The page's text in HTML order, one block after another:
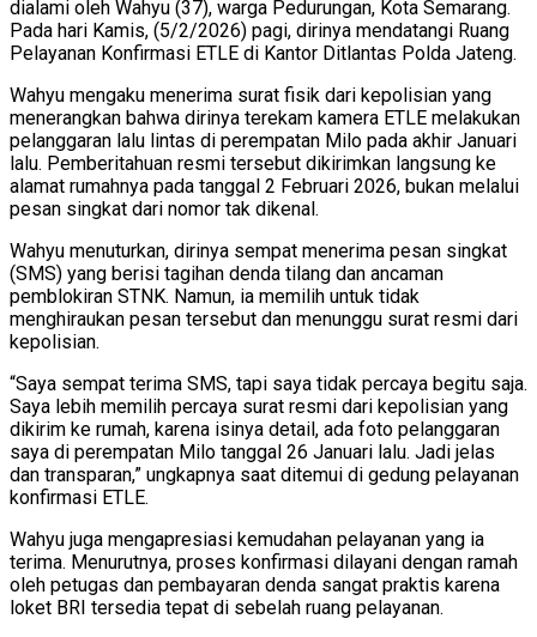
dialami oleh Wahyu (37), warga Pedurungan, Kota Semarang.
Pada hari Kamis, (5/2/2026) pagi, dirinya mendatangi Ruang
Pelayanan Konfirmasi ETLE di Kantor Ditlantas Polda Jateng.
Wahyu mengaku menerima surat fisik dari kepolisian yang
menerangkan bahwa dirinya terekam kamera ETLE melakukan
pelanggaran lalu lintas di perempatan Milo pada akhir Januari
lalu. Pemberitahuan resmi tersebut dikirimkan langsung ke
alamat rumahnya pada tanggal 2 Februari 2026, bukan melalui
pesan singkat dari nomor tak dikenal.
Wahyu menuturkan, dirinya sempat menerima pesan singkat
(SMS) yang berisi tagihan denda tilang dan ancaman
pemblokiran STNK. Namun, ia memilih untuk tidak
menghiraukan pesan tersebut dan menunggu surat resmi dari
kepolisian.
“Saya sempat terima SMS, tapi saya tidak percaya begitu saja.
Saya lebih memilih percaya surat resmi dari kepolisian yang
dikirim ke rumah, karena isinya detail, ada foto pelanggaran
saya di perempatan Milo tanggal 26 Januari lalu. Jadi jelas
dan transparan,” ungkapnya saat ditemui di gedung pelayanan
konfirmasi ETLE.
Wahyu juga mengapresiasi kemudahan pelayanan yang ia
terima. Menurutnya, proses konfirmasi dilayani dengan ramah
oleh petugas dan pembayaran denda sangat praktis karena
loket BRI tersedia tepat di sebelah ruang pelayanan.